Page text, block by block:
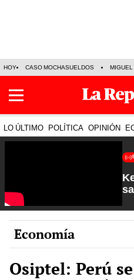
HOY CASO MOCHASUELDOS MIGUEL
LO ÚLTIMO POLÍTICA OPINIÓN
Economía
Osiptel: Perú